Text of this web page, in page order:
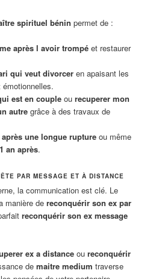
spirituel bénin permet de :
après l avoir trompéet restaurer
qui veut divorceren apaisant les
est en coupleou recuperer mon
autregrâce à des travaux de
une longue ruptureou même
an après.
PAR MESSAGE ET À DISTANCE
la communication est clé. Le
manière dereconquérir son ex par
reconquérir son ex message
ex a distance oureconquérir
demaitre medium traverse